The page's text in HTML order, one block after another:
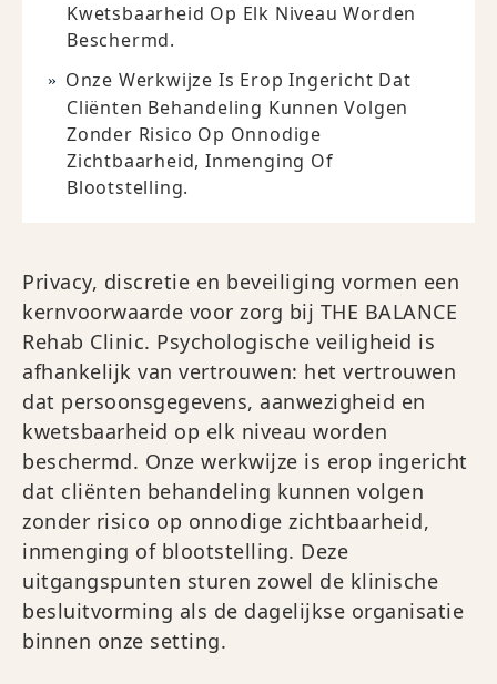
Kwetsbaarheid Op Elk Niveau Worden
Beschermd.
Onze Werkwijze Is Erop Ingericht Dat
Cliënten Behandeling Kunnen Volgen
Zonder Risico Op Onnodige
Zichtbaarheid, Inmenging Of
Blootstelling.
Privacy, discretie en beveiliging vormen een
kernvoorwaarde voor zorg bij THE BALANCE
Rehab Clinic. Psychologische veiligheid is
afhankelijk van vertrouwen: het vertrouwen
dat persoonsgegevens, aanwezigheid en
kwetsbaarheid op elk niveau worden
beschermd. Onze werkwijze is erop ingericht
dat cliënten behandeling kunnen volgen
zonder risico op onnodige zichtbaarheid,
inmenging of blootstelling. Deze
uitgangspunten sturen zowel de klinische
besluitvorming als de dagelijkse organisatie
binnen onze setting.